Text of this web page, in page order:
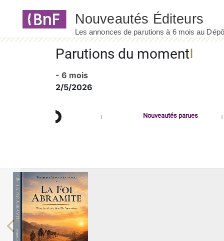
Parutions du moment
- 6 mois
2/5/2026
Nouveautés parues
Previous